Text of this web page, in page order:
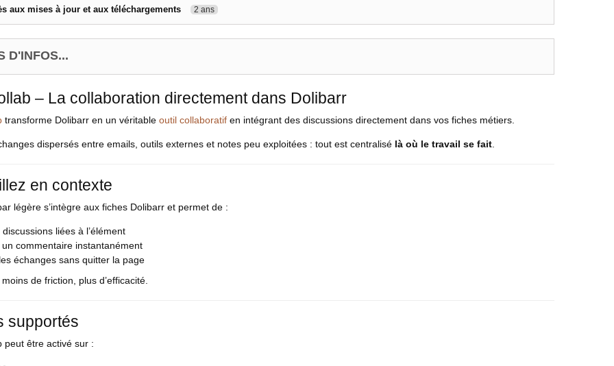
aux mises à jour et aux téléchargements 2 ans
D'INFOS...
– La collaboration directement dans Dolibarr
transforme Dolibarr en un véritable outil collaboratif en intégrant des discussions directement dans vos fiches métiers.
dispersés entre emails, outils externes et notes peu exploitées : tout est centralisé là où le travail se fait
en contexte
légère s’intègre aux fiches Dolibarr et permet de :
discussions liées à l’élément
commentaire instantanément
échanges sans quitter la page
de friction, plus d’efficacité.
supportés
peut être activé sur :